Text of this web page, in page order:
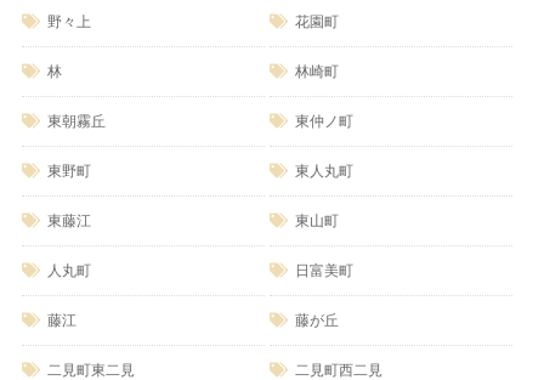
野々上 花園町
林 林崎町
東朝霧丘 東仲ノ町
東野町 東人丸町
東藤江 東山町
人丸町 日富美町
藤江 藤が丘
二見町東二見 二見町西二見